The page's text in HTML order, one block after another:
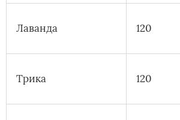
Лаванда 120
Трика 120